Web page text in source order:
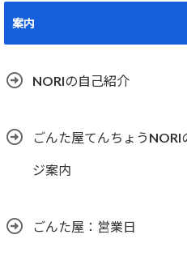
案内
NORIの自己紹介
ごんた屋てんちょう
ジ案内
ごんた屋：営業日